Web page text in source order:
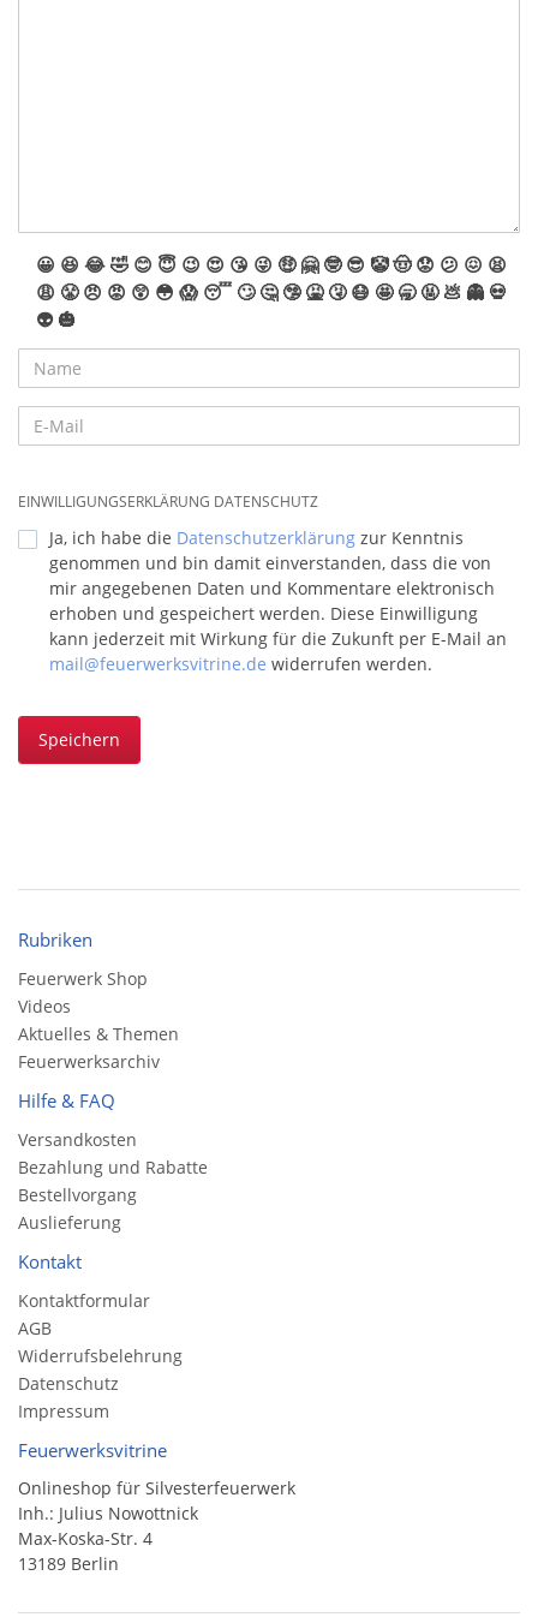
😀 😆 😂🤣 😊 😇 😉 😍 😘 😜 🤑 🤗 🤓 😎 🤡🤠 😟 😕 😖 😫
😩 😤 😠 😡 😲 😳 😱 😴 🙄 🤔 🤥 🤮 🤧 😷 🤩 🥱 🤬 💩 👻 💀
👽 🎃
EINWILLIGUNGSERKLÄRUNG DATENSCHUTZ
Ja, ich habe die Datenschutzerklärung zur Kenntnis
genommen und bin damit einverstanden, dass die von
mir angegebenen Daten und Kommentare elektronisch
erhoben und gespeichert werden. Diese Einwilligung
kann jederzeit mit Wirkung für die Zukunft per E-Mail an
mail@feuerwerksvitrine.de widerrufen werden.
Speichern
Rubriken
Feuerwerk Shop
Videos
Aktuelles & Themen
Feuerwerksarchiv
Hilfe & FAQ
Versandkosten
Bezahlung und Rabatte
Bestellvorgang
Auslieferung
Kontakt
Kontaktformular
AGB
Widerrufsbelehrung
Datenschutz
Impressum
Feuerwerksvitrine
Onlineshop für Silvesterfeuerwerk
Inh.: Julius Nowottnick
Max-Koska-Str. 4
13189 Berlin